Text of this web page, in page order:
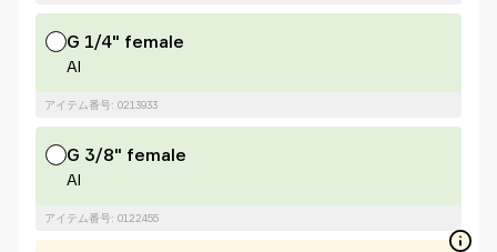
G 1/4" female
Al
アイテム番号: 0213933
G 3/8" female
Al
アイテム番号: 0122455